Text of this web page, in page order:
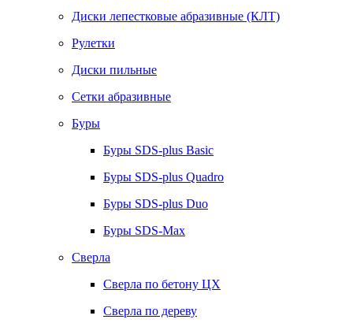
Диски лепестковые абразивные (КЛТ)
Рулетки
Диски пильные
Сетки абразивные
Буры
Буры SDS-plus Basic
Буры SDS-plus Quadro
Буры SDS-plus Duo
Буры SDS-Max
Сверла
Сверла по бетону ЦХ
Сверла по дереву